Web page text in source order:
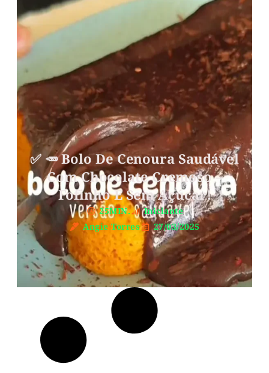
✅ 🥕 Bolo De Cenoura Saudável
Com Chocolate Cremoso –
Fofinho E Sem Açúcar!
25MIN.
Iniciante
Angie Torres
27/03/2025